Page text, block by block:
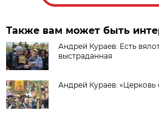
Также вам может быть
Андрей Кураев: Есть
выстраданная
Андрей Кураев: «Церковь